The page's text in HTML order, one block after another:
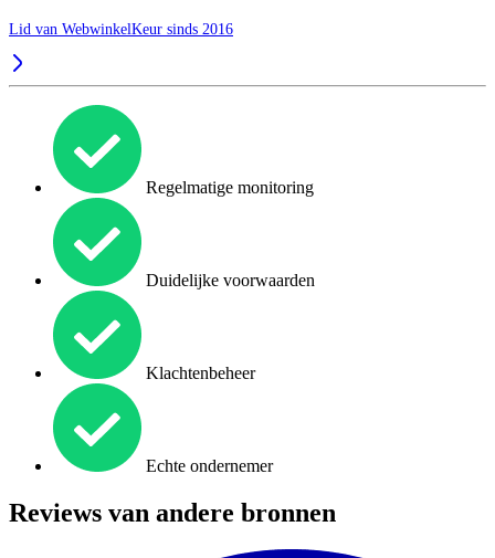
Lid van WebwinkelKeur sinds 2016
Regelmatige monitoring
Duidelijke voorwaarden
Klachtenbeheer
Echte ondernemer
Reviews van andere bronnen